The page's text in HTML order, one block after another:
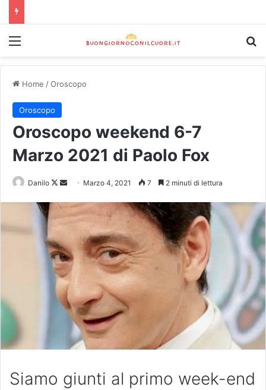
Home /Oroscopo
Oroscopo
Oroscopo weekend 6-7
Marzo 2021 di Paolo Fox
Danilo Marzo 4, 2021 7 2 minuti di lettura
Siamo giunti al primo week-end